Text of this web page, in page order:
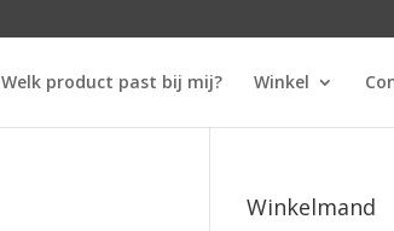
Welk product past bij mij? Winkel
Winkelmand